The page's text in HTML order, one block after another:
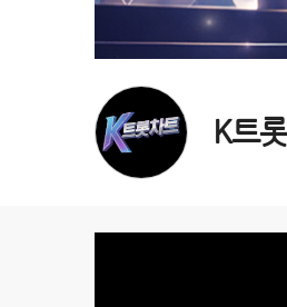
K트